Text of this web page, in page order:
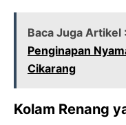
Baca Juga Artikel :
Penginapan
Cikarang
Kolam Renang